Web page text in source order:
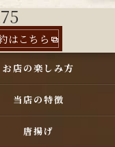
はこちら
お店の楽しみ方
当店の特徴
唐揚げ